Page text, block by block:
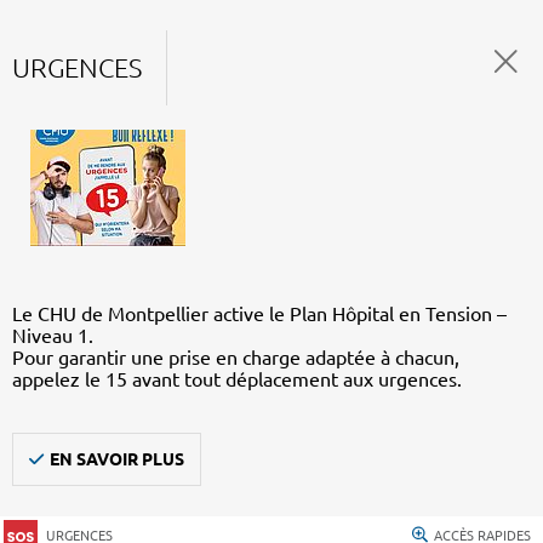
URGENCES
Le CHU de Montpellier active le Plan Hôpital en Tension –
Niveau 1.
Pour garantir une prise en charge adaptée à chacun,
appelez le 15 avant tout déplacement aux urgences.
EN SAVOIR PLUS
URGENCES ACCÈS RAPIDES